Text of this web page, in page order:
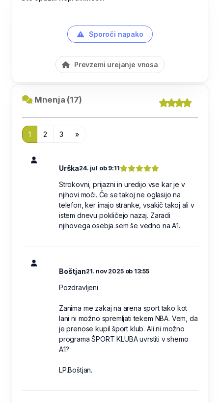
Sporoči napako
Prevzemi urejanje vnosa
Mnenja (17)
1 2 3 »
Urška24. jul ob 9:11
Strokovni, prijazni in uredijo vse kar je v
njihovi moči. Če se takoj ne oglasijo na
telefon, ker imajo stranke, vsakič takoj ali v
istem dnevu pokličejo nazaj. Zaradi
njihovega osebja sem še vedno na A1.
Boštjan21. nov 2025 ob 13:55
Pozdravljeni
Zanima me zakaj na arena sport tako kot
lani ni možno spremljati tekem NBA. Vem, da
je prenose kupil šport klub. Ali ni možno
programa ŠPORT KLUBA uvrstiti v shemo
A1?
LP.Boštjan.